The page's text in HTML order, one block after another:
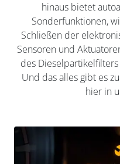
hinaus bietet
Sonderfunktionen,
Schließen der
Sensoren und
des
Und das alles gibt es
hier in